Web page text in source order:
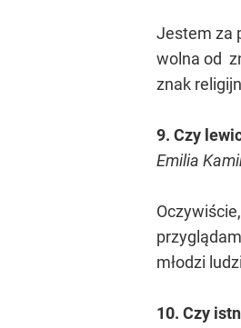
Jestem za
wolna od
znak
9. Czy
Emilia
młodzi
10. Czy